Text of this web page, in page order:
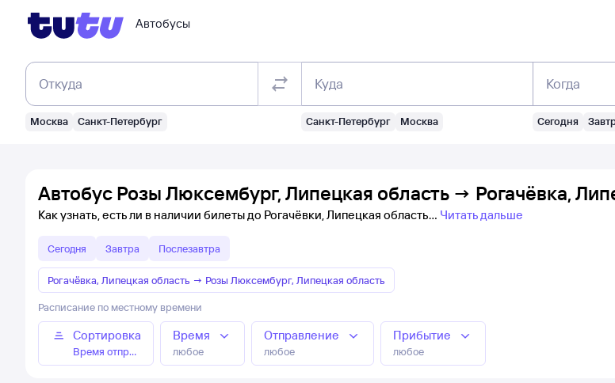
Автобусы
Откуда
Москва Санкт-Петербург
Куда
Санкт-Петербург Москва
Когда
Сегодня
Автобус Розы Люксембург, Липецкая область → Рогачёвка,
Как узнать, есть ли в наличии билеты до Рогачёвки, Липецкая область Читать дальше
Сегодня Завтра Послезавтра
Рогачёвка, Липецкая область → Розы Люксембург, Липецкая область
Расписание по местному времени
Сортировка
Время отправления
Время
любое
Отправление
любое
Прибытие
любое